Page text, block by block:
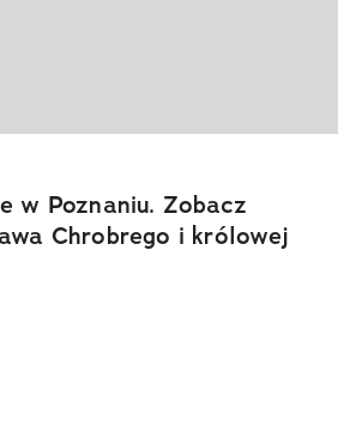
w Poznaniu. Zobacz
Chrobrego i królowej